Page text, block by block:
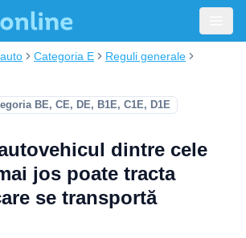
Categoria E
Reguli generale
BE, CE, DE, B1E, C1E, D1E
dintre cele
jos poate tracta
se transportă